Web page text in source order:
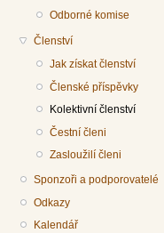
Odborné komise
Členství
Jak získat členství
Členské příspěvky
Kolektivní členství
Čestní členi
Zasloužilí členi
Sponzoři a podporovatelé
Odkazy
Kalendář